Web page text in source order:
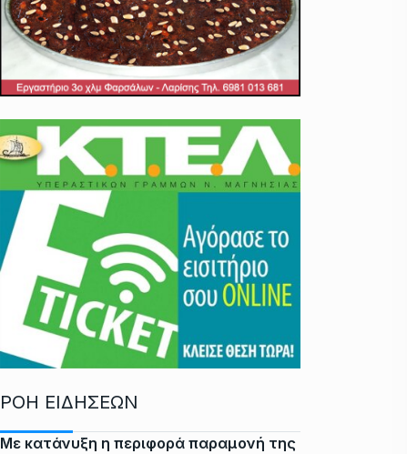
ΡΟΗ ΕΙΔΗΣΕΩΝ
Με κατάνυξη η περιφορά παραμονή της